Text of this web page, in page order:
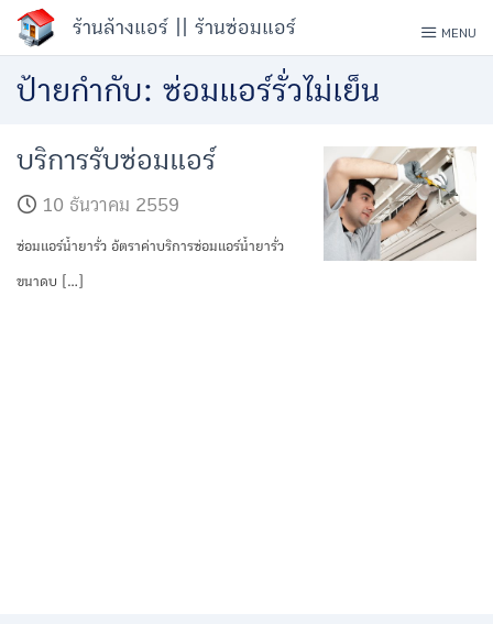
Skip
to
content
ร้านล้างแอร์ || ร้านซ่อมแอร์ MENU
ป้ายกำกับ: ซ่อมแอร์รั่วไม่เย็น
บริการรับซ่อมแอร์
10 ธันวาคม 2559
ซ่อมแอร์น้ำยารั่ว อัตราค่าบริการซ่อมแอร์น้ำยารั่ว
ขนาดบ […]